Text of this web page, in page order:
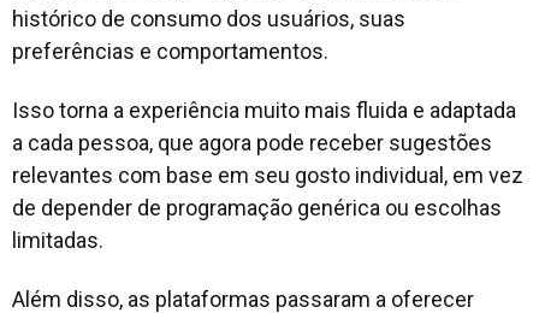
histórico de consumo dos usuários, suas
preferências e comportamentos.
Isso torna a experiência muito mais fluida e adaptada
a cada pessoa, que agora pode receber sugestões
relevantes com base em seu gosto individual, em vez
de depender de programação genérica ou escolhas
limitadas.
Além disso, as plataformas passaram a oferecer